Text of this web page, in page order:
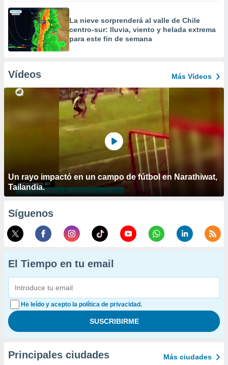
La nieve sorprenderá al valle de Chile
centro-sur: lluvia, viento y helada extrema
para este fin de semana
Vídeos Más Vídeos
Un rayo impactó en un campo de fútbol en Narathiwat,
Tailandia.
Síguenos
El Tiempo en tu email
He leído y acepto la política de privacidad.
Principales ciudades Más ciudades